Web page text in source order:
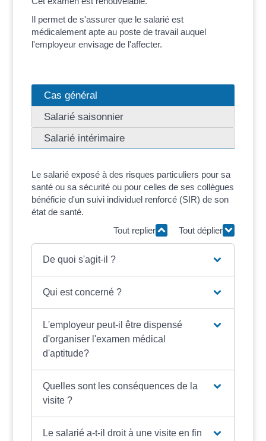
Il permet de s'assurer que le salarié est
médicalement apte au poste de travail auquel
l'employeur envisage de l'affecter.
Cas général
Salarié saisonnier
Salarié intérimaire
Le salarié exposé à des risques particuliers pour sa
santé ou sa sécurité ou pour celles de ses collègues
bénéficie d'un suivi individuel renforcé (SIR) de son
état de santé.
Tout replier
Tout déplier
De quoi s'agit-il ?
Qui est concerné ?
L'employeur peut-il être dispensé
d'organiser l'examen médical
d'aptitude?
Quelles sont les conséquences de la
visite ?
Le salarié a-t-il droit à une visite en fin